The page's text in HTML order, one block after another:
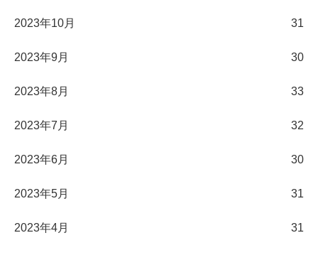
2023年10月 31
2023年9月 30
2023年8月 33
2023年7月 32
2023年6月 30
2023年5月 31
2023年4月 31